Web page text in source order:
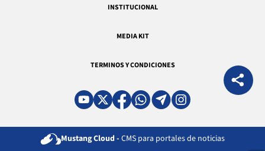
INSTITUCIONAL
MEDIA KIT
TERMINOS Y CONDICIONES
Mustang Cloud - CMS para portales de noticias